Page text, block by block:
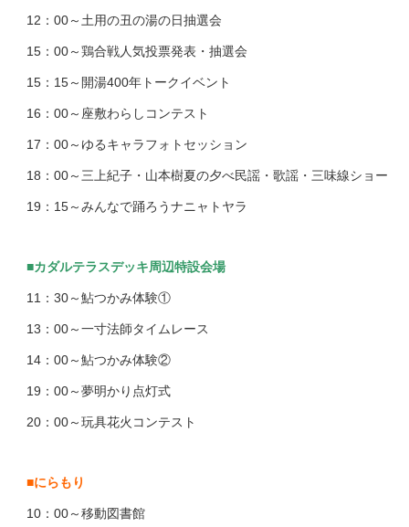
12：00～土用の丑の湯の日抽選会
15：00～鶏合戦人気投票発表・抽選会
15：15～開湯400年トークイベント
16：00～座敷わらしコンテスト
17：00～ゆるキャラフォトセッション
18：00～三上紀子・山本樹夏の夕べ民謡・歌謡・三味線ショー
19：15～みんなで踊ろうナニャトヤラ
■カダルテラスデッキ周辺特設会場
11：30～鮎つかみ体験①
13：00～一寸法師タイムレース
14：00～鮎つかみ体験②
19：00～夢明かり点灯式
20：00～玩具花火コンテスト
■にらもり
10：00～移動図書館